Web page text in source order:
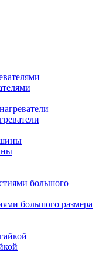
большого размера